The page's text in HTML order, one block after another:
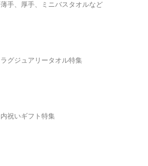
薄手、厚手、ミニバスタオルなど
ラグジュアリータオル特集
内祝いギフト特集